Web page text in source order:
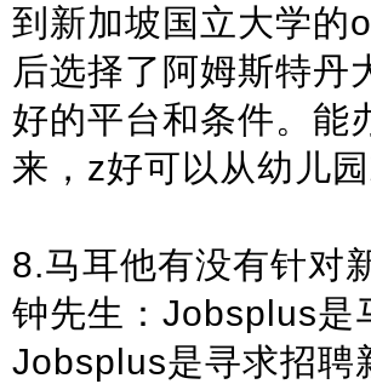
到新加坡国立大学的
后选择了阿姆斯特丹
好的平台和条件。能
来，z好可以从幼儿
8.马耳他有没有针对
钟先生：Jobsplus是
Jobsplus是寻求招聘